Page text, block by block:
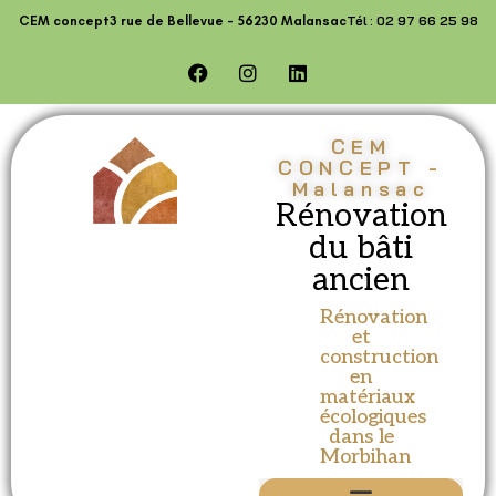
principal
CEM concept3 rue de Bellevue - 56230 MalansacTél : 02 97 66 25 98
CEM
CONCEPT -
Malansac
Rénovation
du bâti
ancien
Rénovation
et
construction
en
matériaux
écologiques
dans le
Morbihan